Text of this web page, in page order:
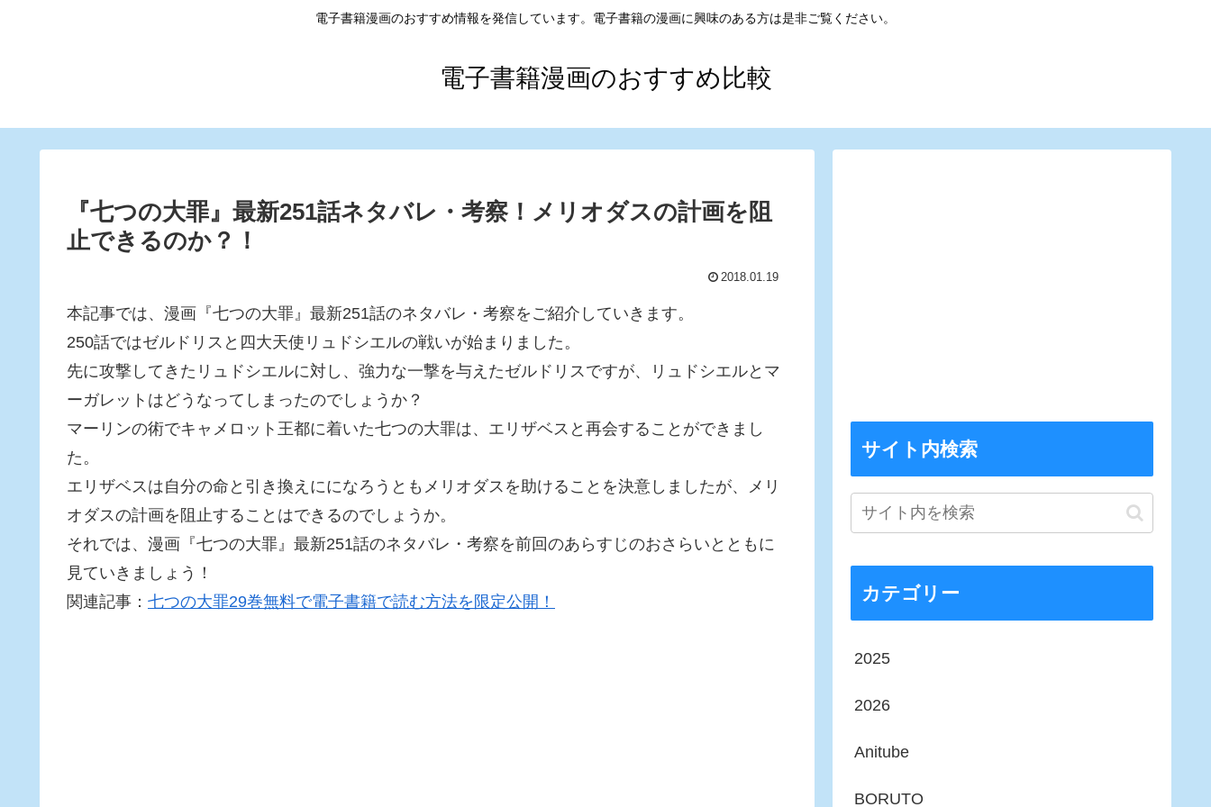
電子書籍漫画のおすすめ情報を発信しています。電子書籍の漫画に興味のある方は是非ご覧ください。
電子書籍漫画のおすすめ比較
『七つの大罪』最新251話ネタバレ・考察！メリオダスの計画を阻
止できるのか？！
2018.01.19
本記事では、漫画『七つの大罪』最新251話のネタバレ・考察をご紹介していきます。
250話ではゼルドリスと四大天使リュドシエルの戦いが始まりました。
先に攻撃してきたリュドシエルに対し、強力な一撃を与えたゼルドリスですが、リュドシエルとマ
ーガレットはどうなってしまったのでしょうか？
マーリンの術でキャメロット王都に着いた七つの大罪は、エリザベスと再会することができまし
た。
エリザベスは自分の命と引き換えにになろうともメリオダスを助けることを決意しましたが、メリ
オダスの計画を阻止することはできるのでしょうか。
それでは、漫画『七つの大罪』最新251話のネタバレ・考察を前回のあらすじのおさらいとともに
見ていきましょう！
関連記事： 七つの大罪29巻無料で電子書籍で読む方法を限定公開！
サイト内検索
カテゴリー
2025
2026
Anitube
BORUTO